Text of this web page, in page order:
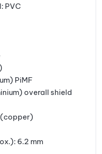
PVC
PiMF
overall shield
(copper)
6.2 mm